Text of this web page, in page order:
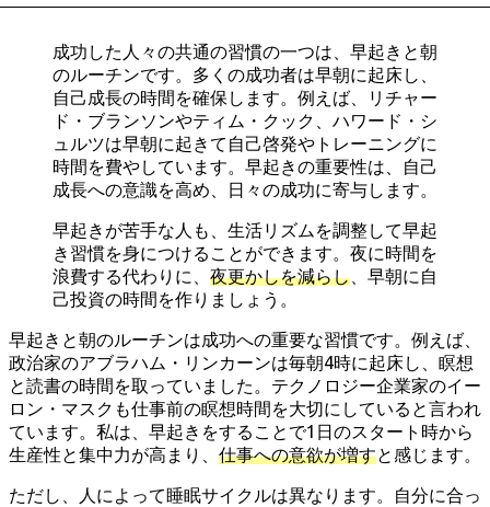
成功した人々の共通の習慣の一つは、早起きと朝
のルーチンです。多くの成功者は早朝に起床し、
自己成長の時間を確保します。例えば、リチャー
ド・ブランソンやティム・クック、ハワード・シ
ュルツは早朝に起きて自己啓発やトレーニングに
時間を費やしています。早起きの重要性は、自己
成長への意識を高め、日々の成功に寄与します。
早起きが苦手な人も、生活リズムを調整して早起
き習慣を身につけることができます。夜に時間を
浪費する代わりに、 夜更かしを減らし 、早朝に自
己投資の時間を作りましょう。
早起きと朝のルーチンは成功への重要な習慣です。例えば、
政治家のアブラハム・リンカーンは毎朝4時に起床し、瞑想
と読書の時間を取っていました。テクノロジー企業家のイー
ロン・マスクも仕事前の瞑想時間を大切にしていると言われ
ています。私は、早起きをすることで1日のスタート時から
生産性と集中力が高まり、 仕事への意欲が増すと感じます。
ただし、人によって睡眠サイクルは異なります。自分に合っ